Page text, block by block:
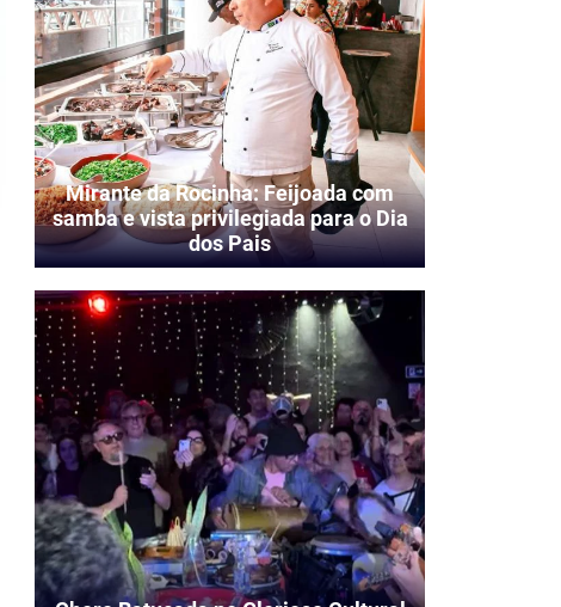
Mirante da Rocinha: Feijoada com
samba e vista privilegiada para o Dia
dos Pais